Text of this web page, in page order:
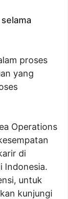
proses
yang
Operations
di
Indonesia.
untuk
kunjungi